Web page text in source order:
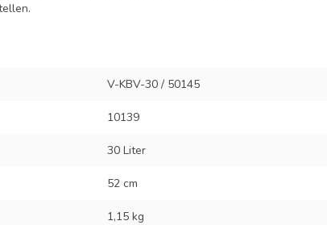
V-KBV-30 / 50145
10139
30 Liter
52 cm
1,15 kg